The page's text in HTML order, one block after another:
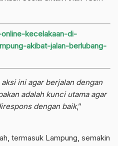
kecelakaan-di-
akibat-jalan-berlubang-
ini agar berjalan dengan
adalah kunci utama agar
dengan baik,”
termasuk Lampung, semakin